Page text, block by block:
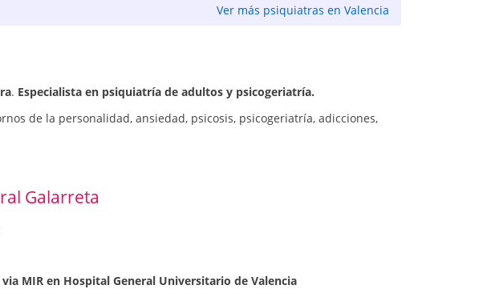
Ver más psiquiatras en Valencia
. Especialista en psiquiatría de adultos y psicogeriatría.
de la personalidad, ansiedad, psicosis, psicogeriatría, adicciones,
Galarreta
MIR en Hospital General Universitario de Valencia